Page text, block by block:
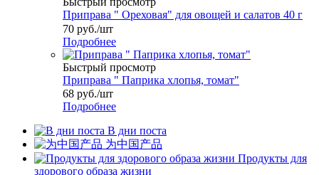
Приправа " Ореховая" для овощей и салатов 40 г
70 руб./шт
Подробнее
Быстрый просмотр
Приправа " Паприка хлопья, томат"
68 руб./шт
Подробнее
В дни поста
为中国产品
Продукты для
здорового образа жизни